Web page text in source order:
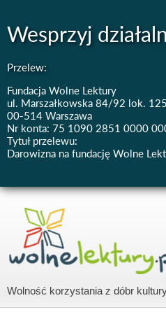
Wesprzyj
Przelew:
Fundacja Wolne Lektury
ul. Marszałkowska 84/92 lok. 125
00-514 Warszawa
Nr konta: 75 1090 2851 0000
Tytuł przelewu:
Darowizna na fundację Wolne
Wolność korzystania z dóbr